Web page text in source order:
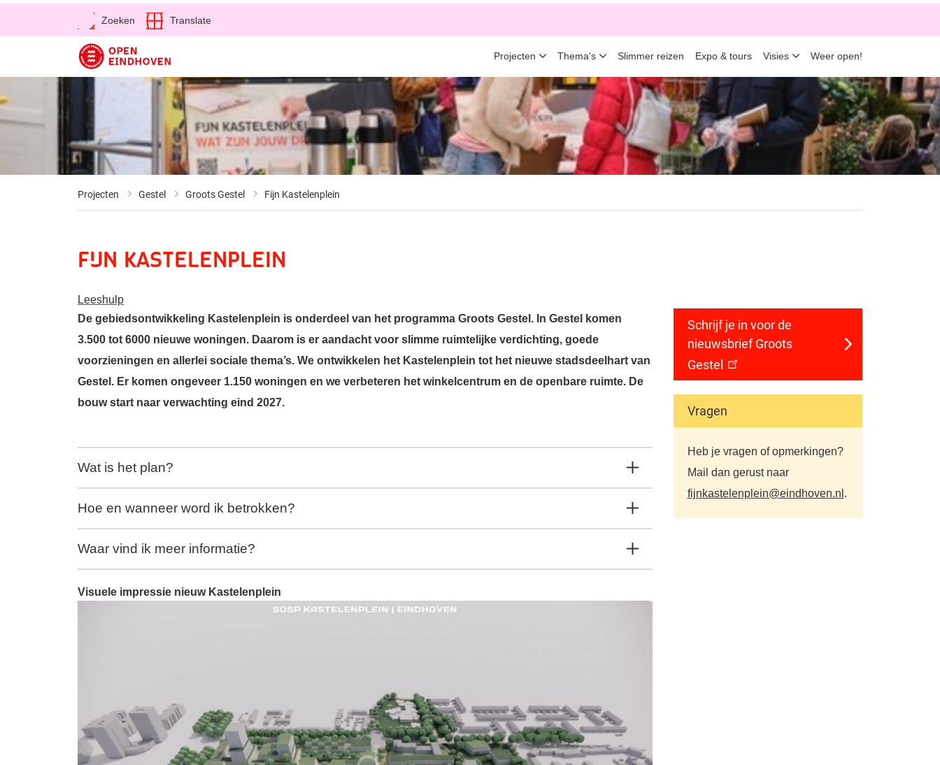
Direct naar de inhoud
Open
Zoeken Translate
Projecten Thema's Slimmer reizen Expo & tours Visies Weer open!
Projecten Gestel Groots Gestel Fijn Kastelenplein
Fijn Kastelenplein
Leeshulp
Schrijf je in voor de
nieuwsbrief Groots
Gestel
Vragen
Heb je vragen of opmerkingen?
Mail dan gerust naar
fijnkastelenplein@eindhoven.nl .
De gebiedsontwikkeling Kastelenplein is onderdeel van het programma Groots Gestel. In Gestel komen
3.500 tot 6000 nieuwe woningen. Daarom is er aandacht voor slimme ruimtelijke verdichting, goede
voorzieningen en allerlei sociale thema’s. We ontwikkelen het Kastelenplein tot het nieuwe stadsdeelhart van
Gestel. Er komen ongeveer 1.150 woningen en we verbeteren het winkelcentrum en de openbare ruimte. De
bouw start naar verwachting eind 2027.
Wat is het plan?
Hoe en wanneer word ik betrokken?
Waar vind ik meer informatie?
Visuele impressie nieuw Kastelenplein